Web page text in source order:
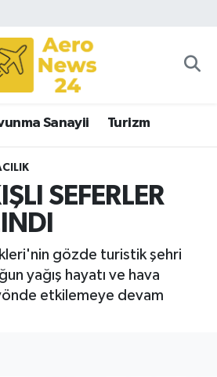
Sanayii Turizm
SEFERLER
gözde turistik şehri
yağış hayatı ve hava
yönde etkilemeye devam